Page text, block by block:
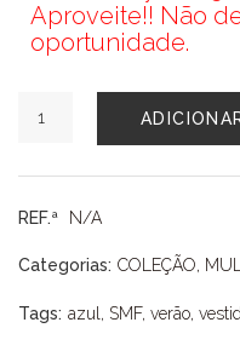
Aproveite!! Não
oportunidade.
de
SMF
REF.ª N/A
Categorias: COLEÇÃO,
Tags: azul , SMF, verão,